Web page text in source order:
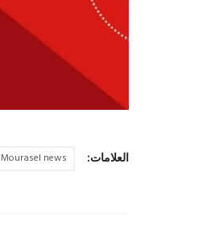
العلامات: Mourasel news